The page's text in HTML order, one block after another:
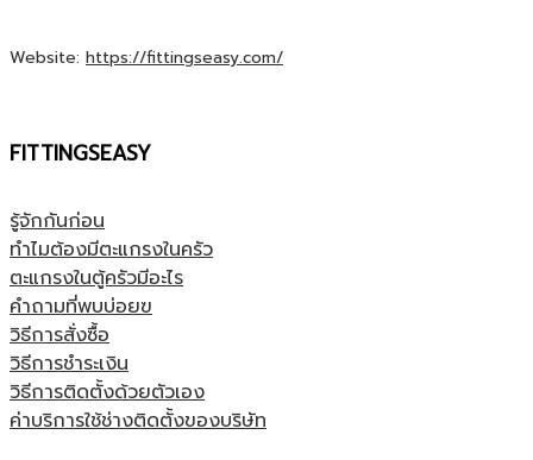
Website: https://fittingseasy.com/
FITTINGSEASY
รู้จักกันก่อน
ทำไมต้องมีตะแกรงในครัว
ตะแกรงในตู้ครัวมีอะไร
คำถามที่พบบ่อยฃ
วิธีการสั่งซื้อ
วิธีการชำระเงิน
วิธีการติดตั้งด้วยตัวเอง
ค่าบริการใช้ช่างติดตั้งของบริษัท